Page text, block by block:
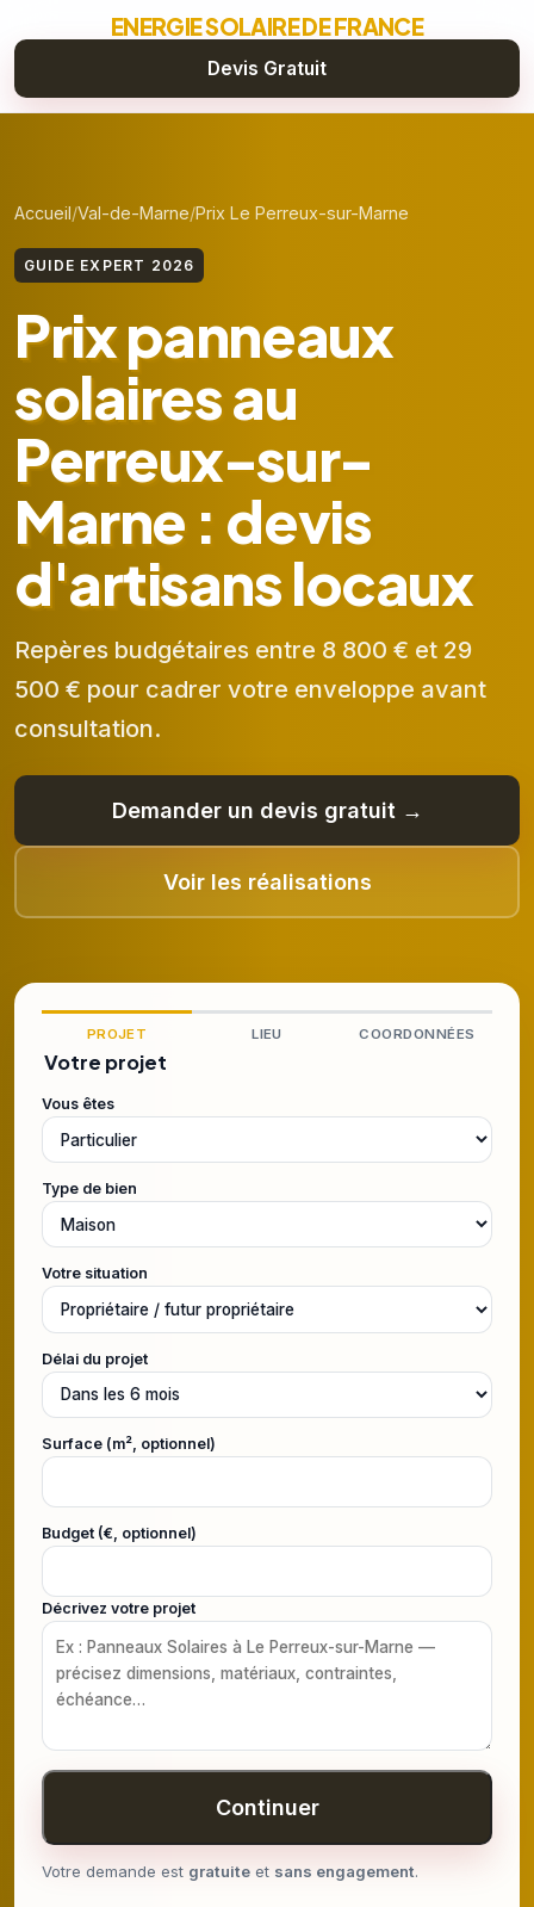
ENERGIE SOLAIRE DE FRANCE
Devis Gratuit
Accueil Val-de-Marne Prix Le Perreux-sur-Marne
GUIDE EXPERT 2026
Prix panneaux
solaires au
Perreux-sur-
Marne : devis
d'artisans locaux
Repères budgétaires entre 8 800 € et 29
500 € pour cadrer votre enveloppe avant
consultation.
Demander un devis gratuit →
Voir les réalisations
PROJET LIEU COORDONNÉES
Votre projet
Vous êtes
Type de bien
Votre situation
Délai du projet
Surface (m², optionnel)
Budget (€, optionnel)
Décrivez votre projet
Continuer
Votre demande est gratuite et sans engagement.